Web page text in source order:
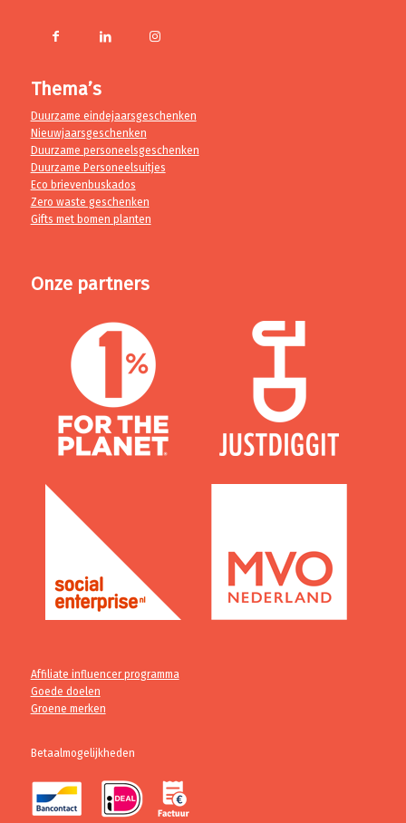
Thema’s
Duurzame eindejaarsgeschenken
Nieuwjaarsgeschenken
Duurzame personeelsgeschenken
Duurzame Personeelsuitjes
Eco brievenbuskados
Zero waste geschenken
Gifts met bomen planten
Onze partners
Affiliate influencer programma
Goede doelen
Groene merken
Betaalmogelijkheden